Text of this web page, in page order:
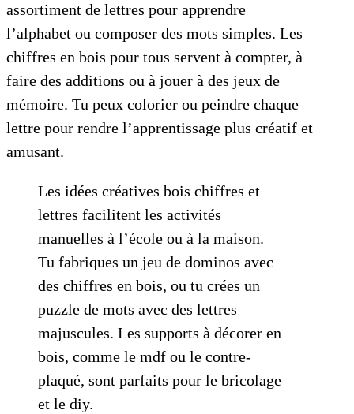
assortiment de lettres pour apprendre
l’alphabet ou composer des mots simples. Les
chiffres en bois pour tous servent à compter, à
faire des additions ou à jouer à des jeux de
mémoire. Tu peux colorier ou peindre chaque
lettre pour rendre l’apprentissage plus créatif et
amusant.
Les idées créatives bois chiffres et
lettres facilitent les activités
manuelles à l’école ou à la maison.
Tu fabriques un jeu de dominos avec
des chiffres en bois, ou tu crées un
puzzle de mots avec des lettres
majuscules. Les supports à décorer en
bois, comme le mdf ou le contre-
plaqué, sont parfaits pour le bricolage
et le diy.